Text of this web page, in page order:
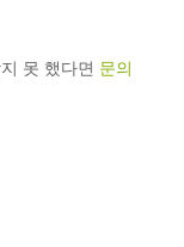
못 했다면 문의